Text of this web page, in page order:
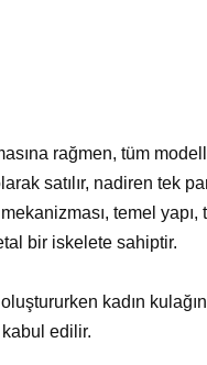
rağmen, tüm
satılır, nadiren tek
temel
bir iskelete sahiptir.
kadın
edilir.